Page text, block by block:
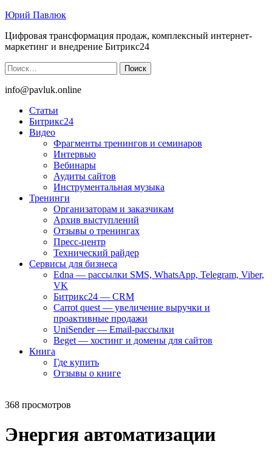
Юрий Павлюк
Цифровая трансформация продаж, комплексный интернет-
маркетинг и внедрение Битрикс24
Найти:
info@pavluk.online
Статьи
Битрикс24
Видео
Фрагменты тренингов и семинаров
Интервью
Вебинары
Аудиты сайтов
Инструментальная музыка
Тренинги
Организаторам и заказчикам
Архив выступлений
Отзывы о тренингах
Пресс-центр
Технический райдер
Сервисы для бизнеса
Edna — рассылки SMS, WhatsApp, Telegram, Viber,
VK
Битрикс24 — CRM
Carrot quest — увеличение выручки и
проактивные продажи
UniSender — Email-рассылки
Beget — хостинг и домены для сайтов
Книга
Где купить
Отзывы о книге
368 просмотров
Энергия автоматизации